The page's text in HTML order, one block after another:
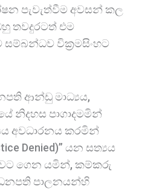
පැවැත්වීම අවසන් කල
තවදුරටත් එම
වික්‍රමසිංහට
ආන්ඩු මාධ්‍යය,
නිදහස පාගාදමමින්
අවධාරනය කරමින්
Denied)” යන සත්‍යය
ගෙන යමින්, කම්කරු
පාලනයන්හි